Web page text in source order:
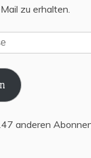
zu erhalten.
anderen